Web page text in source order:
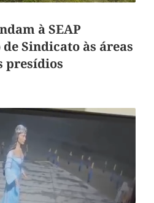
à SEAP
Sindicato às áreas
presídios